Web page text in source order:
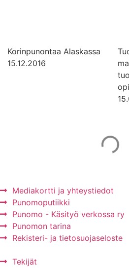
Korinpunontaa Alaskassa
15.12.2016
Mediakortti ja yhteystiedot
Punomoputiikki
Punomo - Käsityö verkossa ry
Punomon tarina
Rekisteri- ja tietosuojaseloste
Tekijät